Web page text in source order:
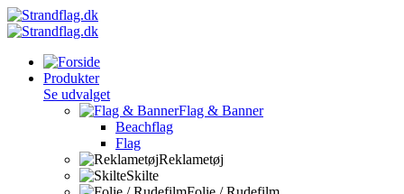
Produkter
Se udvalget
Flag & Banner
Beachflag
Flag
Reklametøj
Skilte